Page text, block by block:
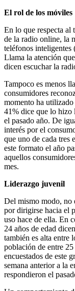
El rol de los móviles
En lo que respecta al
de la radio online, la
teléfonos inteligentes
Llama la atención
dicen escuchar la
Tampoco es menos
consumidores
momento ha
41% dice que lo hizo
el pasado año. De
interés por el
que uno de cada tres
este formato el año
aquellos
mes.
Liderazgo juvenil
Del mismo modo, no
por dirigirse hacia el
uso hace de ella. En
24 años de edad
también es alta entre
población de entre
encuestados de este
semana anterior a la
respondieron el